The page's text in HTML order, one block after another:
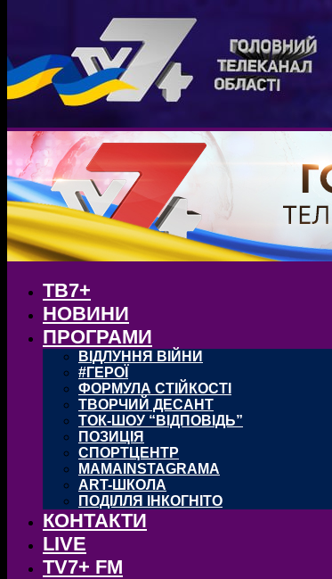
ТВ7+
НОВИНИ
ПРОГРАМИ
ВІДЛУННЯ ВІЙНИ
#ГЕРОЇ
ФОРМУЛА СТІЙКОСТІ
ТВОРЧИЙ ДЕСАНТ
ТОК-ШОУ “ВІДПОВІДЬ”
ПОЗИЦІЯ
СПОРТЦЕНТР
MAMAINSTAGRAMA
ART-ШКОЛА
ПОДІЛЛЯ ІНКОГНІТО
КОНТАКТИ
LIVE
TV7+ FM